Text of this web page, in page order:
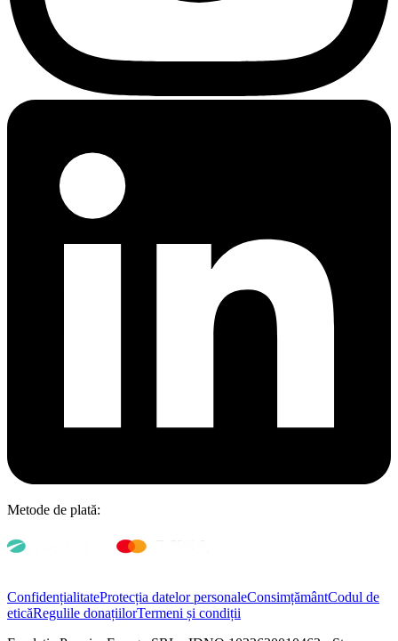
Metode de plată:
ConfidențialitateProtecția datelor personaleConsimțământCodul de
eticăRegulile donațiilorTermeni și condiții